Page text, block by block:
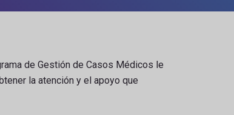
de Gestión de Casos Médicos le
la atención y el apoyo que